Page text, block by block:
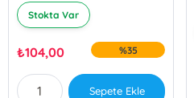
Stokta Var
₺104,00 %35
Sepete Ekle